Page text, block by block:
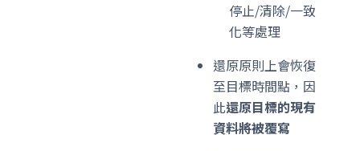
停止/清除/一致
化等處理
還原原則上會恢復
至目標時間點，因
此還原目標的現有
資料將被覆寫